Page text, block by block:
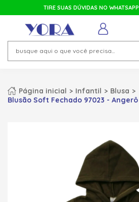
TIRE SUAS DÚVIDAS NO WHATSAPP
Página inicial Infantil
Blusa
Blusão Soft Fechado 97023 - Angerô